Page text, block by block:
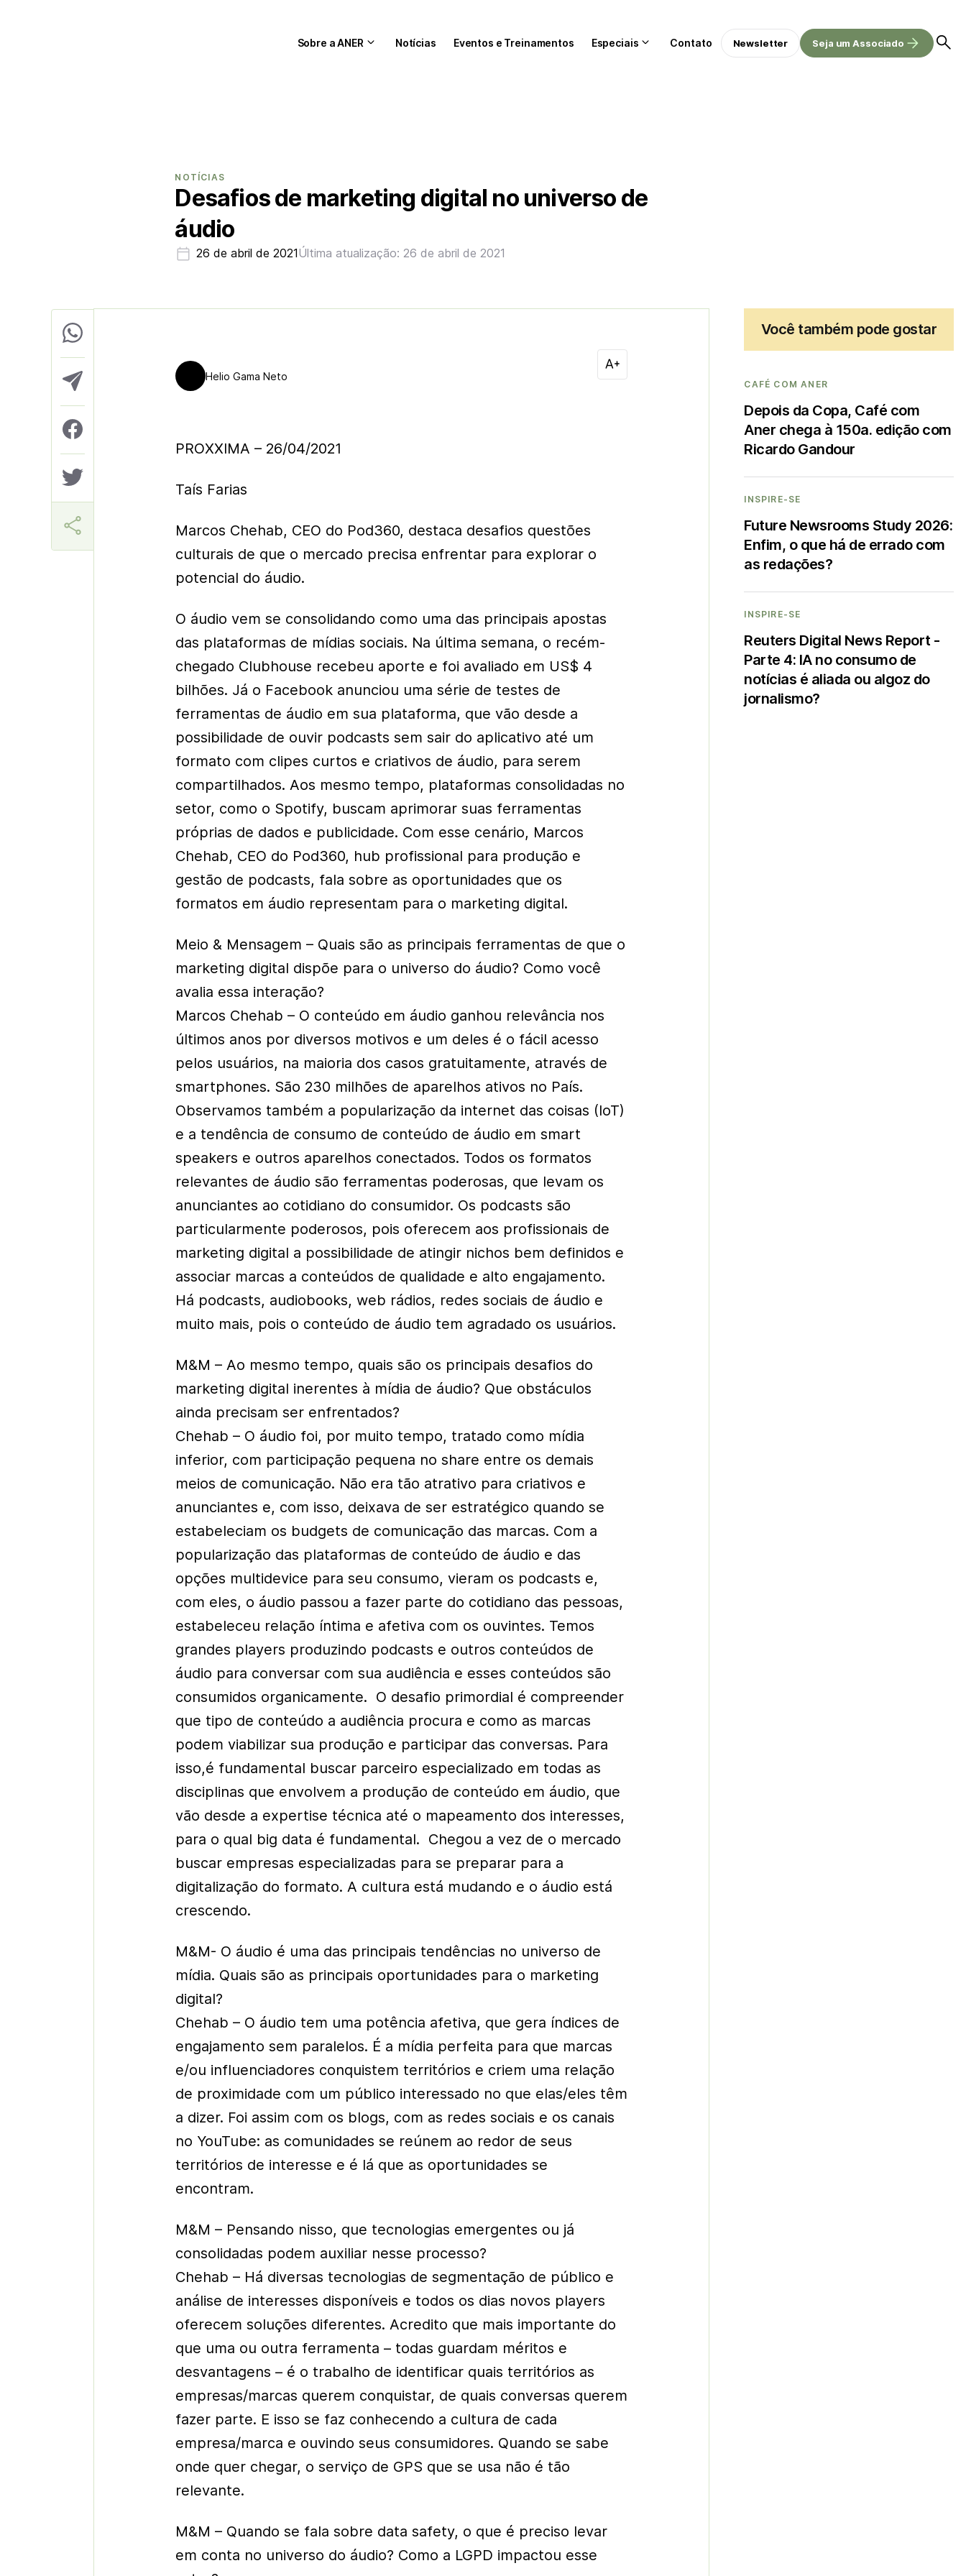
Sobre a ANER Notícias Eventos e Treinamentos Especiais Contato Newsletter Seja um Associado
NOTÍCIAS
Desafios de marketing digital no universo de
áudio
26 de abril de 2021Última atualização: 26 de abril de 2021
Helio Gama Neto
PROXXIMA – 26/04/2021
Taís Farias
Marcos Chehab, CEO do Pod360, destaca desafios questões
culturais de que o mercado precisa enfrentar para explorar o
potencial do áudio.
O áudio vem se consolidando como uma das principais apostas
das plataformas de mídias sociais. Na última semana, o recém-
chegado Clubhouse recebeu aporte e foi avaliado em US$ 4
bilhões. Já o Facebook anunciou uma série de testes de
ferramentas de áudio em sua plataforma, que vão desde a
possibilidade de ouvir podcasts sem sair do aplicativo até um
formato com clipes curtos e criativos de áudio, para serem
compartilhados. Aos mesmo tempo, plataformas consolidadas no
setor, como o Spotify, buscam aprimorar suas ferramentas
próprias de dados e publicidade. Com esse cenário, Marcos
Chehab, CEO do Pod360, hub profissional para produção e
gestão de podcasts, fala sobre as oportunidades que os
formatos em áudio representam para o marketing digital.
Meio & Mensagem – Quais são as principais ferramentas de que o
marketing digital dispõe para o universo do áudio? Como você
avalia essa interação?
Marcos Chehab – O conteúdo em áudio ganhou relevância nos
últimos anos por diversos motivos e um deles é o fácil acesso
pelos usuários, na maioria dos casos gratuitamente, através de
smartphones. São 230 milhões de aparelhos ativos no País.
Observamos também a popularização da internet das coisas (IoT)
e a tendência de consumo de conteúdo de áudio em smart
speakers e outros aparelhos conectados. Todos os formatos
relevantes de áudio são ferramentas poderosas, que levam os
anunciantes ao cotidiano do consumidor. Os podcasts são
particularmente poderosos, pois oferecem aos profissionais de
marketing digital a possibilidade de atingir nichos bem definidos e
associar marcas a conteúdos de qualidade e alto engajamento.
Há podcasts, audiobooks, web rádios, redes sociais de áudio e
muito mais, pois o conteúdo de áudio tem agradado os usuários.
M&M – Ao mesmo tempo, quais são os principais desafios do
marketing digital inerentes à mídia de áudio? Que obstáculos
ainda precisam ser enfrentados?
Chehab – O áudio foi, por muito tempo, tratado como mídia
inferior, com participação pequena no share entre os demais
meios de comunicação. Não era tão atrativo para criativos e
anunciantes e, com isso, deixava de ser estratégico quando se
estabeleciam os budgets de comunicação das marcas. Com a
popularização das plataformas de conteúdo de áudio e das
opções multidevice para seu consumo, vieram os podcasts e,
com eles, o áudio passou a fazer parte do cotidiano das pessoas,
estabeleceu relação íntima e afetiva com os ouvintes. Temos
grandes players produzindo podcasts e outros conteúdos de
áudio para conversar com sua audiência e esses conteúdos são
consumidos organicamente. O desafio primordial é compreender
que tipo de conteúdo a audiência procura e como as marcas
podem viabilizar sua produção e participar das conversas. Para
isso,é fundamental buscar parceiro especializado em todas as
disciplinas que envolvem a produção de conteúdo em áudio, que
vão desde a expertise técnica até o mapeamento dos interesses,
para o qual big data é fundamental. Chegou a vez de o mercado
buscar empresas especializadas para se preparar para a
digitalização do formato. A cultura está mudando e o áudio está
crescendo.
M&M- O áudio é uma das principais tendências no universo de
mídia. Quais são as principais oportunidades para o marketing
digital?
Chehab – O áudio tem uma potência afetiva, que gera índices de
engajamento sem paralelos. É a mídia perfeita para que marcas
e/ou influenciadores conquistem territórios e criem uma relação
de proximidade com um público interessado no que elas/eles têm
a dizer. Foi assim com os blogs, com as redes sociais e os canais
no YouTube: as comunidades se reúnem ao redor de seus
territórios de interesse e é lá que as oportunidades se
encontram.
M&M – Pensando nisso, que tecnologias emergentes ou já
consolidadas podem auxiliar nesse processo?
Chehab – Há diversas tecnologias de segmentação de público e
análise de interesses disponíveis e todos os dias novos players
oferecem soluções diferentes. Acredito que mais importante do
que uma ou outra ferramenta – todas guardam méritos e
desvantagens – é o trabalho de identificar quais territórios as
empresas/marcas querem conquistar, de quais conversas querem
fazer parte. E isso se faz conhecendo a cultura de cada
empresa/marca e ouvindo seus consumidores. Quando se sabe
onde quer chegar, o serviço de GPS que se usa não é tão
relevante.
M&M – Quando se fala sobre data safety, o que é preciso levar
em conta no universo do áudio? Como a LGPD impactou esse
Você também pode gostar
CAFÉ COM ANER
Depois da Copa, Café com
Aner chega à 150a. edição com
Ricardo Gandour
INSPIRE-SE
Future Newsrooms Study 2026:
Enfim, o que há de errado com
as redações?
INSPIRE-SE
Reuters Digital News Report -
Parte 4: IA no consumo de
notícias é aliada ou algoz do
jornalismo?